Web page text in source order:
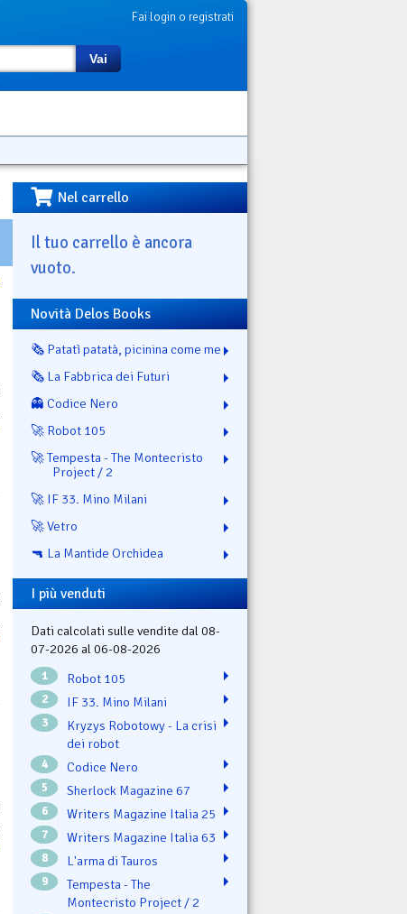
Fai login o registrati
Vai
Nel carrello
Il tuo carrello è ancora
vuoto.
Novità Delos Books
🗞️ Patatì patatà, picinina come me
🗞️ La Fabbrica dei Futuri
👻 Codice Nero
🚀 Robot 105
🚀 Tempesta - The Montecristo
Project / 2
🚀 IF 33. Mino Milani
🚀 Vetro
🔫 La Mantide Orchidea
I più venduti
Dati calcolati sulle vendite dal 08-
07-2026 al 06-08-2026
1 Robot 105
2 IF 33. Mino Milani
3
Kryzys Robotowy - La crisi
dei robot
4 Codice Nero
5 Sherlock Magazine 67
6 Writers Magazine Italia 25
7 Writers Magazine Italia 63
8 L'arma di Tauros
9
Tempesta - The
Montecristo Project / 2